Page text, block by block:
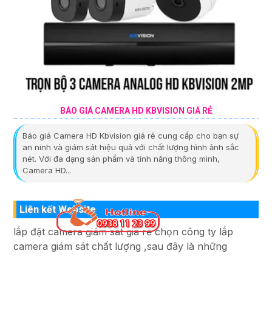
BÁO GIÁ CAMERA HD KBVISION GIÁ RẺ
Báo giá Camera HD Kbvision giá rẻ cung cấp cho bạn sự
an ninh và giám sát hiệu quả với chất lượng hình ảnh sắc
nét. Với đa dạng sản phẩm và tính năng thông minh,
Camera HD...
Liên kết Website
lắp đặt camera giám sát giá rẻ chọn công ty lắp
camera giám sát chất lượng ,sau đây là những